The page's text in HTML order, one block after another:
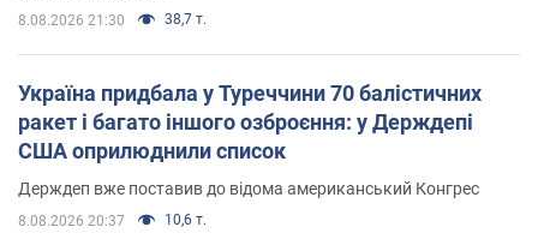
8.08.2026 21:30 38,7 т.
Україна придбала у Туреччини 70 балістичних
ракет і багато іншого озброєння: у Держдепі
США оприлюднили список
Держдеп вже поставив до відома американський Конгрес
8.08.2026 20:37 10,6 т.